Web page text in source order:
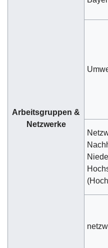
Arbeitsgruppen &
Netzwerke